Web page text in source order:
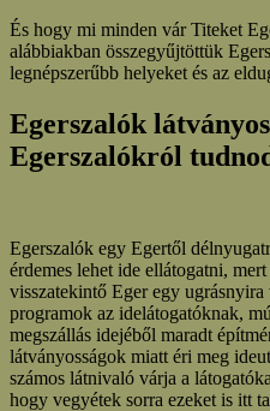
És hogy mi minden vár Titeket
alábbiakban összegyűjtöttük
legnépszerűbb helyeket és az
Egerszalók
Egerszalókról
Egerszalók egy Egertől
érdemes lehet ide ellátogatni,
visszatekintő Eger egy
programok az idelátogatóknak,
megszállás idejéből maradt
látványosságok miatt éri meg
számos látnivaló várja a
hogy vegyétek sorra ezeket is itt